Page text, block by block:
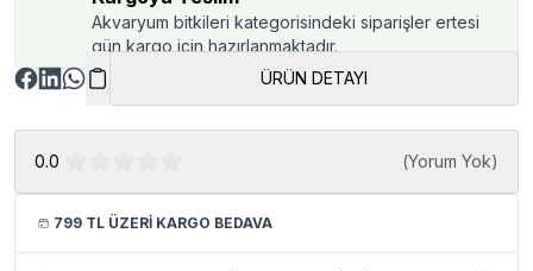
Akvaryum bitkileri kategorisindeki siparişler ertesi
gün kargo için hazırlanmaktadır.
ÜRÜN DETAYI
0.0 (Yorum Yok)
799 TL ÜZERİ KARGO BEDAVA